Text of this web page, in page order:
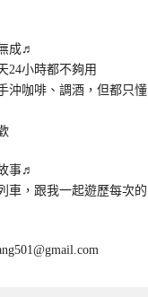
成♬
24小時都不夠用
沖咖啡、調酒，但都只懂
事♬
車，跟我一起遊歷每次的